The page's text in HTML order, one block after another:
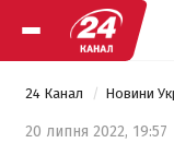
24 Канал Новини
20 липня 2022, 19:57